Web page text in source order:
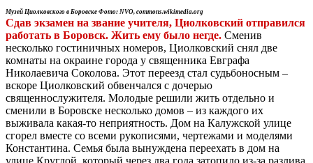
Музей Циолковского в Боровске Фото: NVO, commons.wikimedia.org
Сдав экзамен на звание учителя, Циолковский отправился
работать в Боровск. Жить ему было негде. Сменив
несколько гостиничных номеров, Циолковский снял две
комнаты на окраине города у священника Евграфа
Николаевича Соколова. Этот переезд стал судьбоносным –
вскоре Циолковский обвенчался с дочерью
священнослужителя. Молодые решили жить отдельно и
сменили в Боровске несколько домов – из каждого их
выживала какая-то неприятность. Дом на Калужской улице
сгорел вместе со всеми рукописями, чертежами и моделями
Константина. Семья была вынуждена переехать в дом на